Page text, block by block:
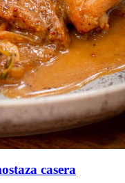
casera